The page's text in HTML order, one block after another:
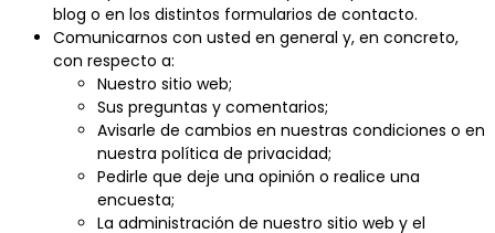
blog o en los distintos formularios de contacto.
Comunicarnos con usted en general y, en concreto,
con respecto a:
Nuestro sitio web;
Sus preguntas y comentarios;
Avisarle de cambios en nuestras condiciones o en
nuestra política de privacidad;
Pedirle que deje una opinión o realice una
encuesta;
La administración de nuestro sitio web y el